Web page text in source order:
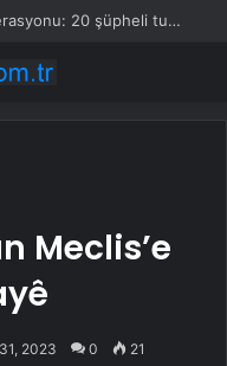
İzmir merkezli yasa dışı bahis operasyonu: 20 şüpheli tutuklandı
Meclis’e
2023 0 21